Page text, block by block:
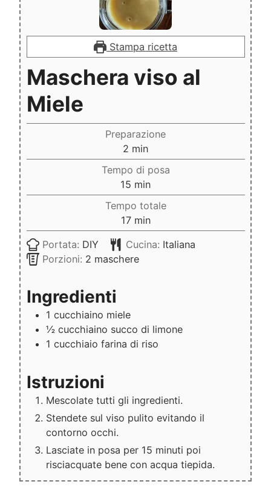
Stampa ricetta
Maschera viso al
Miele
Preparazione
2 minuti
min
Tempo di posa
15 minuti
min
Tempo totale
17minuti
min
Portata: DIY Cucina: Italiana
Porzioni: 2 maschere
Ingredienti
1 cucchiaino miele
½ cucchiaino succo di limone
1 cucchiaio farina di riso
Istruzioni
Mescolate tutti gli ingredienti.
Stendete sul viso pulito evitando il
contorno occhi.
Lasciate in posa per 15 minuti poi
risciacquate bene con acqua tiepida.